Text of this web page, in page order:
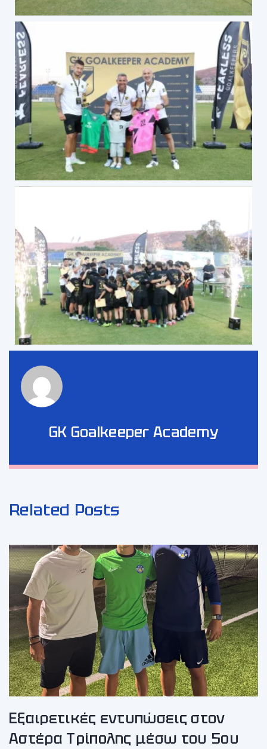
GK Goalkeeper Academy
Related Posts
Εξαιρετικές εντυπώσεις στον
Αστέρα Τρίπολης μέσω του 5ου